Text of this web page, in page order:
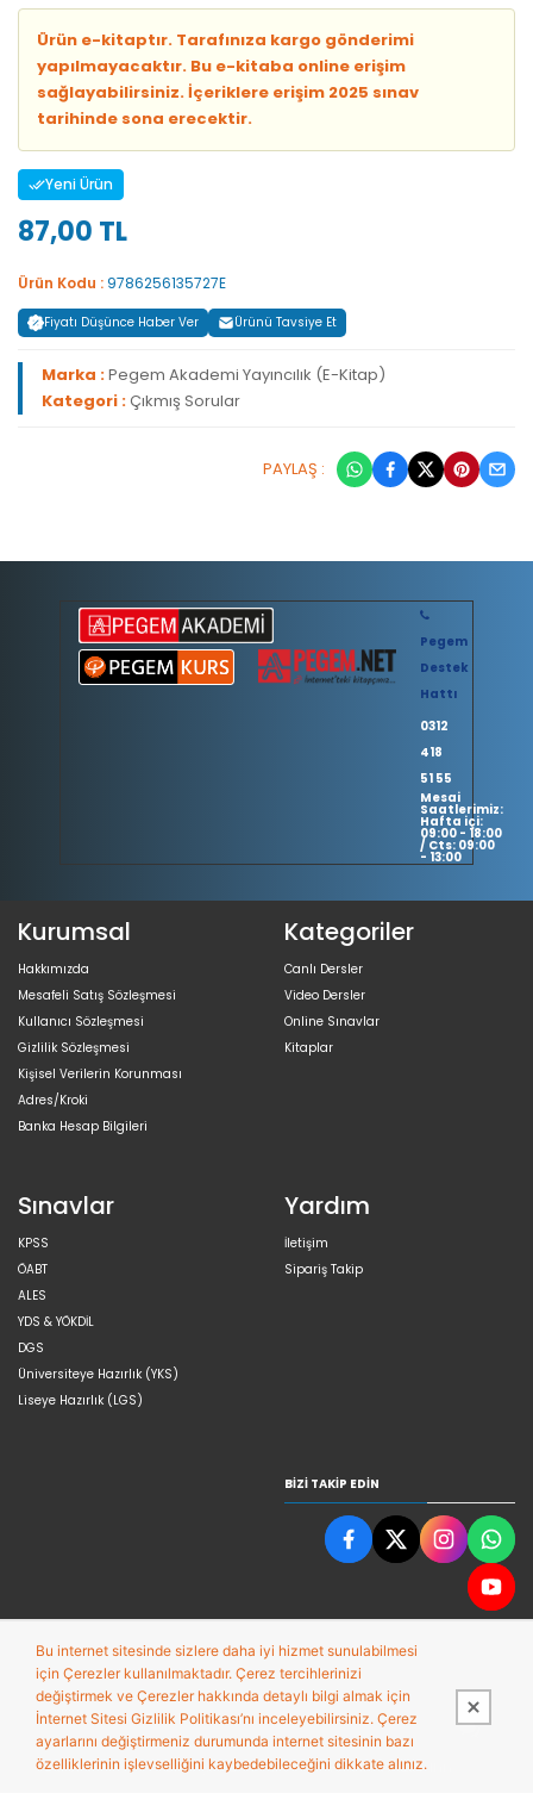
Ürün e-kitaptır. Tarafınıza kargo gönderimi
yapılmayacaktır. Bu e-kitaba online erişim
sağlayabilirsiniz. İçeriklere erişim 2025 sınav
tarihinde sona erecektir.
Yeni Ürün
87,00 TL
Ürün Kodu : 9786256135727E
Fiyatı Düşünce Haber Ver Ürünü Tavsiye Et
Marka :Pegem Akademi Yayıncılık (E-Kitap)
Kategori :Çıkmış Sorular
PAYLAŞ :
Pegem
Destek
Hattı
0312
418
51 55
Mesai
Saatlerimiz:
Hafta içi:
09:00 - 18:00
/ Cts: 09:00
- 13:00
Kurumsal
Hakkımızda
Mesafeli Satış Sözleşmesi
Kullanıcı Sözleşmesi
Gizlilik Sözleşmesi
Kişisel Verilerin Korunması
Adres/Kroki
Banka Hesap Bilgileri
Kategoriler
Canlı Dersler
Video Dersler
Online Sınavlar
Kitaplar
Sınavlar
KPSS
ÖABT
ALES
YDS & YÖKDİL
DGS
Üniversiteye Hazırlık (YKS)
Liseye Hazırlık (LGS)
Yardım
İletişim
Sipariş Takip
BIZI TAKIP EDIN
Bu site,PobolEti®Entegre E-ticaret Sistemi ile hazırlanmıştır.
Bu internet sitesinde sizlere daha iyi hizmet sunulabilmesi
için Çerezler kullanılmaktadır. Çerez tercihlerinizi
değiştirmek ve Çerezler hakkında detaylı bilgi almak için
İnternet Sitesi Gizlilik Politikası’nı inceleyebilirsiniz. Çerez
ayarlarını değiştirmeniz durumunda internet sitesinin bazı
özelliklerinin işlevselliğini kaybedebileceğini dikkate alınız.